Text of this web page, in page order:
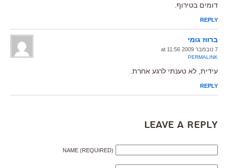
דומים בטירוף.
REPLY
ברווז גומי
7 נובמבר 2009 at 11:56
PERMALINK
עידית, לא טענתי לרגע אחרת.
REPLY
Leave a Reply
NAME (REQUIRED)